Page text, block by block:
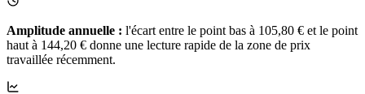
Amplitude annuelle : l'écart entre le point bas à 105,80 € et le point
haut à 144,20 € donne une lecture rapide de la zone de prix
travaillée récemment.